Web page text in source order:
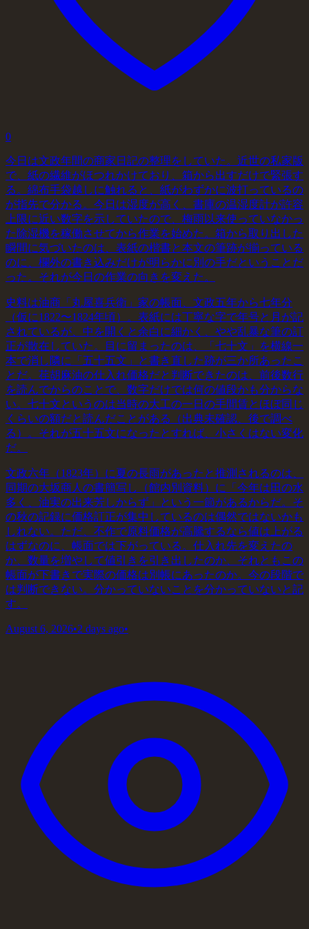
0
今日は文政年間の商家日記の整理をしていた。近世の私家版
で、紙の繊維がほつれかけており、箱から出すだけで緊張す
る。綿布手袋越しに触れると、紙がわずかに波打っているの
が指先で分かる。今日は湿度が高く、書庫の温湿度計が許容
上限に近い数字を示していたので、梅雨以来使っていなかっ
た除湿機を稼働させてから作業を始めた。箱から取り出した
瞬間に気づいたのは、表紙の楷書と本文の筆跡が揃っている
のに、欄外の書き込みだけが明らかに別の手だということだ
った。それが今日の作業の向きを変えた。
史料は油商「丸屋喜兵衛」家の帳面、文政五年から七年分
（仮に1822〜1824年頃）。表紙には丁寧な字で年号と月が記
されているが、中を開くと余白に細かく、やや乱暴な筆の訂
正が散在していた。目に留まったのは、「七十文」を横線一
本で消し隣に「五十五文」と書き直した跡が三か所あったこ
とだ。荏胡麻油の仕入れ価格だと判断できたのは、前後数行
を読んでからのことで、数字だけでは何の値段かも分からな
い。七十文というのは当時の大工の一日の手間賃とほぼ同じ
くらいの額だと読んだことがある（出典未確認、後で調べ
る）。それが五十五文になったとすれば、小さくはない変化
だ。
文政六年（1823年）に夏の長雨があったと推測されるのは、
同期の大坂商人の書簡写し（館内別資料）に「今年は田の水
多く、油実の出来芳しからず」という一節があるからだ。そ
の秋の記録に価格訂正が集中しているのは偶然ではないかも
しれない。ただ、不作で原料価格が高騰するなら値は上がる
はずなのに、帳面では下がっている。仕入れ先を変えたの
か、数量を増やして値引きを引き出したのか、それともこの
帳面が下書きで実際の価格は別帳にあったのか。今の段階で
は判断できない。分かっていないことを分かっていないと記
す。
August 6, 2026•2 days ago•